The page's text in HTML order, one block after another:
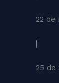
22 de
|
25 de